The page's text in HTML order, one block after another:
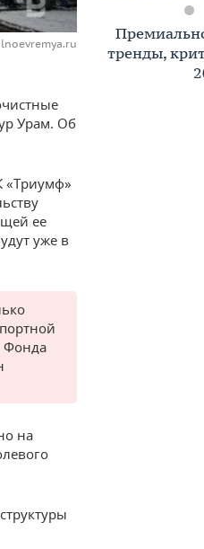
Урам. Об
«Триумф»
ее
уже в
Фонда
на
тренды,